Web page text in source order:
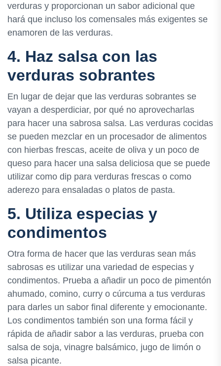
verduras y proporcionan un sabor adicional que
hará que incluso los comensales más exigentes se
enamoren de las verduras.
4. Haz salsa con las
verduras sobrantes
En lugar de dejar que las verduras sobrantes se
vayan a desperdiciar, por qué no aprovecharlas
para hacer una sabrosa salsa. Las verduras cocidas
se pueden mezclar en un procesador de alimentos
con hierbas frescas, aceite de oliva y un poco de
queso para hacer una salsa deliciosa que se puede
utilizar como dip para verduras frescas o como
aderezo para ensaladas o platos de pasta.
5. Utiliza especias y
condimentos
Otra forma de hacer que las verduras sean más
sabrosas es utilizar una variedad de especias y
condimentos. Prueba a añadir un poco de pimentón
ahumado, comino, curry o cúrcuma a tus verduras
para darles un sabor final diferente y emocionante.
Los condimentos también son una forma fácil y
rápida de añadir sabor a las verduras, prueba con
salsa de soja, vinagre balsámico, jugo de limón o
salsa picante.